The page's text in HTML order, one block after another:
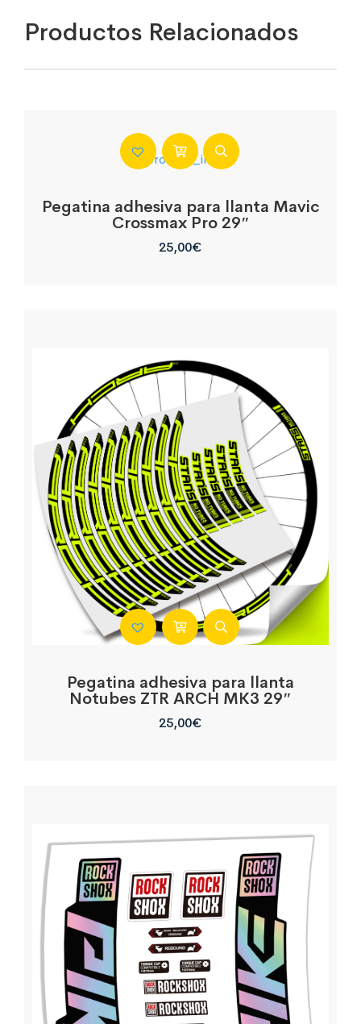
Productos Relacionados
Pegatina adhesiva para llanta Mavic
Crossmax Pro 29″
25,00€
Pegatina adhesiva para llanta
Notubes ZTR ARCH MK3 29″
25,00€